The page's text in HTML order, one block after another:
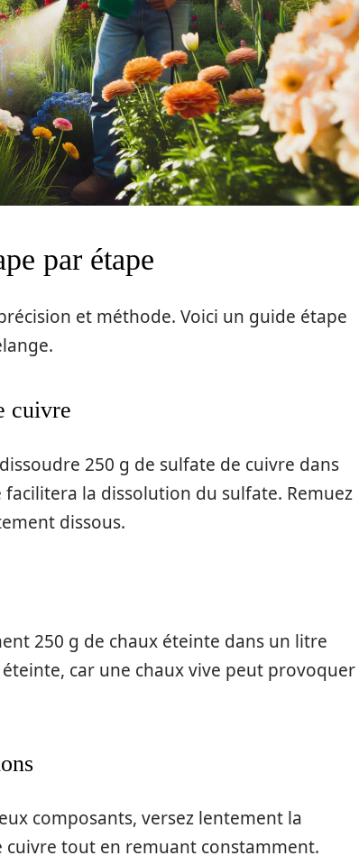
par étape
et méthode. Voici un guide étape
cuivre
250 g de sulfate de cuivre dans
facilitera la dissolution du sulfate. Remuez
dissous.
250 g de chaux éteinte dans un litre
éteinte, car une chaux vive peut provoquer
composants, versez lentement la
cuivre tout en remuant constamment.